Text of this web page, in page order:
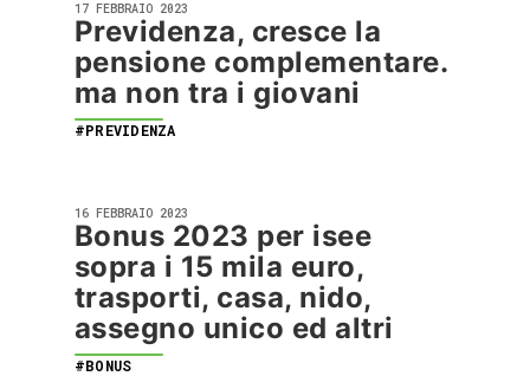
17 FEBBRAIO 2023
Previdenza, cresce la
pensione complementare.
ma non tra i giovani
#PREVIDENZA
16 FEBBRAIO 2023
Bonus 2023 per isee
sopra i 15 mila euro,
trasporti, casa, nido,
assegno unico ed altri
#BONUS